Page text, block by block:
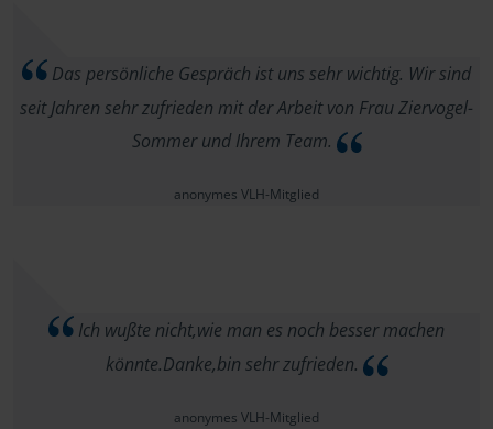
Das persönliche Gespräch ist uns sehr wichtig. Wir sind
seit Jahren sehr zufrieden mit der Arbeit von Frau Ziervogel-
Sommer und Ihrem Team.
anonymes VLH-Mitglied
Ich wußte nicht,wie man es noch besser machen
könnte.Danke,bin sehr zufrieden.
anonymes VLH-Mitglied